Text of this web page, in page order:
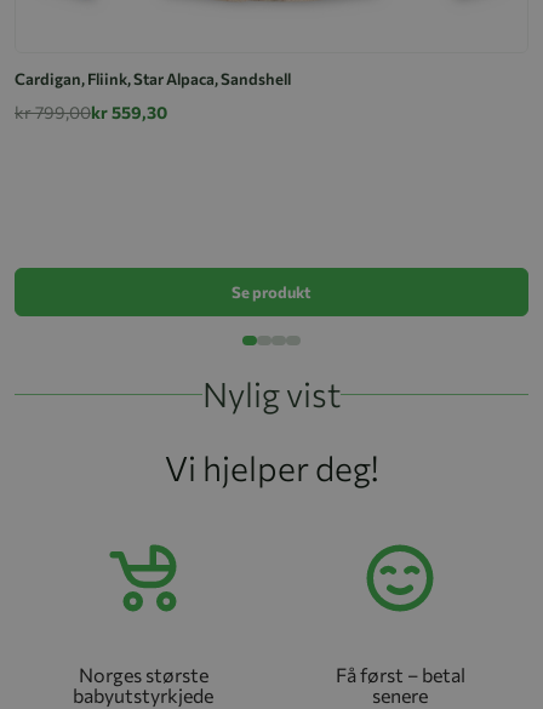
Cardigan, Fliink, Star Alpaca, Sandshell
kr 799,00kr 559,30
Se produkt
Nylig vist
Vi hjelper deg!
Norges største
babyutstyrkjede
Få først – betal
senere